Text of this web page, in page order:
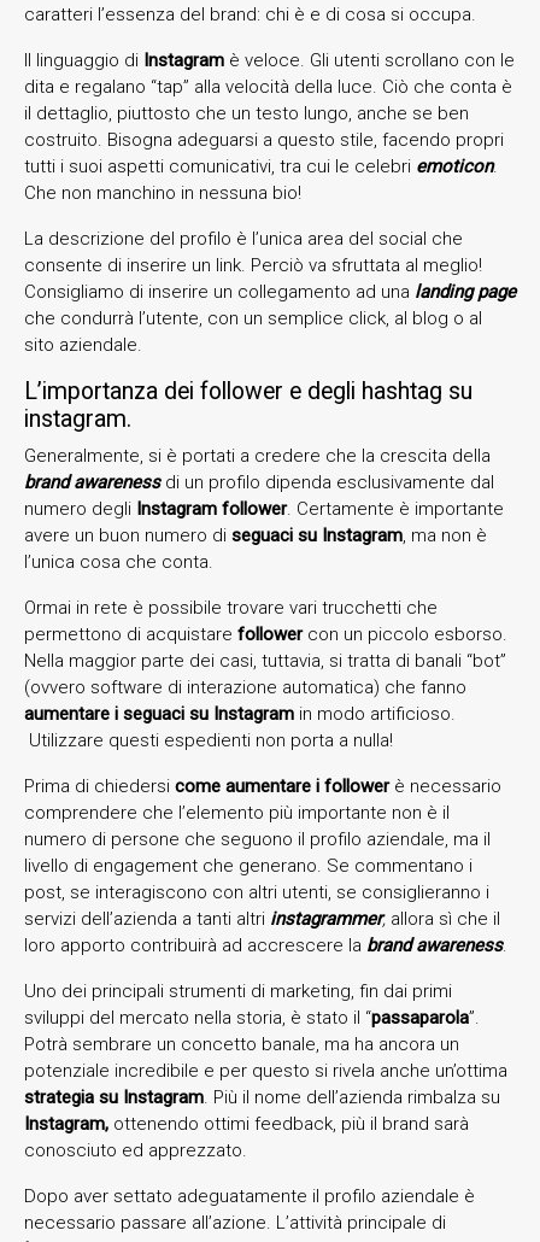
caratteri l’essenza del brand: chi è e di cosa si occupa.
Il linguaggio di Instagram è veloce. Gli utenti scrollano con le
dita e regalano “tap” alla velocità della luce. Ciò che conta è
il dettaglio, piuttosto che un testo lungo, anche se ben
costruito. Bisogna adeguarsi a questo stile, facendo propri
tutti i suoi aspetti comunicativi, tra cui le celebri emoticon.
Che non manchino in nessuna bio!
La descrizione del profilo è l’unica area del social che
consente di inserire un link. Perciò va sfruttata al meglio!
Consigliamo di inserire un collegamento ad una landing page
che condurrà l’utente, con un semplice click, al blog o al
sito aziendale.
L’importanza dei follower e degli hashtag su
instagram.
Generalmente, si è portati a credere che la crescita della
brand awarenessdi un profilo dipenda esclusivamente dal
numero degli Instagram follower. Certamente è importante
avere un buon numero di seguaci su Instagram, ma non è
l’unica cosa che conta.
Ormai in rete è possibile trovare vari trucchetti che
permettono di acquistare followercon un piccolo esborso.
Nella maggior parte dei casi, tuttavia, si tratta di banali “bot”
(ovvero software di interazione automatica) che fanno
aumentare i seguaci su Instagram in modo artificioso.
Utilizzare questi espedienti non porta a nulla!
Prima di chiedersi come aumentare i followerè necessario
comprendere che l’elemento più importante non è il
numero di persone che seguono il profilo aziendale, ma il
livello di engagement che generano. Se commentano i
post, se interagiscono con altri utenti, se consiglieranno i
servizi dell’azienda a tanti altri instagrammer, allora sì che il
loro apporto contribuirà ad accrescere la brand awareness.
Uno dei principali strumenti di marketing, fin dai primi
sviluppi del mercato nella storia, è stato il “passaparola”.
Potrà sembrare un concetto banale, ma ha ancora un
potenziale incredibile e per questo si rivela anche un’ottima
strategia su Instagram. Più il nome dell’azienda rimbalza su
Instagram, ottenendo ottimi feedback, più il brand sarà
conosciuto ed apprezzato.
Dopo aver settato adeguatamente il profilo aziendale è
necessario passare all’azione. L’attività principale di